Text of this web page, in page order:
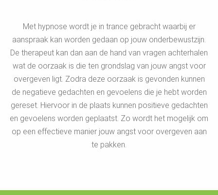
Met hypnose wordt je in trance gebracht waarbij er
aanspraak kan worden gedaan op jouw onderbewustzijn.
De therapeut kan dan aan de hand van vragen achterhalen
wat de oorzaak is die ten grondslag van jouw angst voor
overgeven ligt. Zodra deze oorzaak is gevonden kunnen
de negatieve gedachten en gevoelens die je hebt worden
gereset. Hiervoor in de plaats kunnen positieve gedachten
en gevoelens worden geplaatst. Zo wordt het mogelijk om
op een effectieve manier jouw angst voor overgeven aan
te pakken.